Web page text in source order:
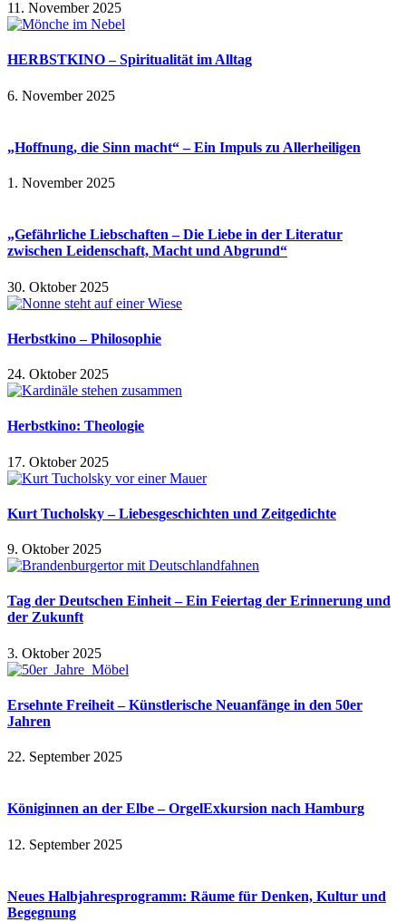
11. November 2025
HERBSTKINO – Spiritualität im Alltag
6. November 2025
„Hoffnung, die Sinn macht“ – Ein Impuls zu Allerheiligen
1. November 2025
„Gefährliche Liebschaften – Die Liebe in der Literatur
zwischen Leidenschaft, Macht und Abgrund“
30. Oktober 2025
Herbstkino – Philosophie
24. Oktober 2025
Herbstkino: Theologie
17. Oktober 2025
Kurt Tucholsky – Liebesgeschichten und Zeitgedichte
9. Oktober 2025
Tag der Deutschen Einheit – Ein Feiertag der Erinnerung und
der Zukunft
3. Oktober 2025
Ersehnte Freiheit – Künstlerische Neuanfänge in den 50er
Jahren
22. September 2025
Königinnen an der Elbe – OrgelExkursion nach Hamburg
12. September 2025
Neues Halbjahresprogramm: Räume für Denken, Kultur und
Begegnung